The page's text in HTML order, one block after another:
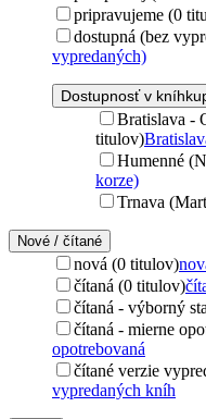
pripravujeme (0
dostupná (bez
vypredaných)
Dostupnosť v
Bratislava -
titulov)
Humenné
korze)
Trnava
Nové / čítané
nová (0 titulov)
čítaná (0 titulov)
čítaná - výborný
čítaná - mierne
opotrebovaná
čítané verzie
vypredaných kníh